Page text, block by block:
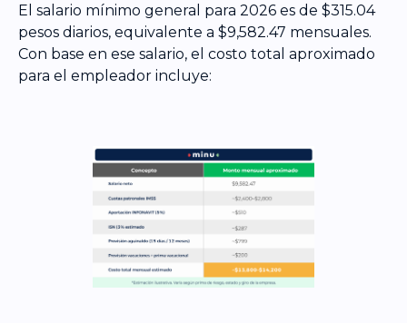
El salario mínimo general para 2026 es de $315.04
pesos diarios, equivalente a $9,582.47 mensuales.
Con base en ese salario, el costo total aproximado
para el empleador incluye: